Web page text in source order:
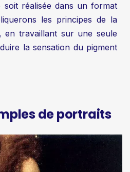
réalisée dans un format
les principes de la
en travaillant sur une seule
la sensation du pigment
de portraits